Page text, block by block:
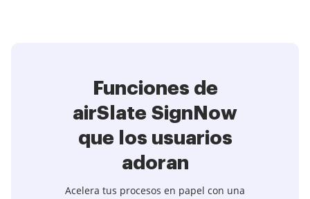
Funciones de
airSlate SignNow
que los usuarios
adoran
Acelera tus procesos en papel con una